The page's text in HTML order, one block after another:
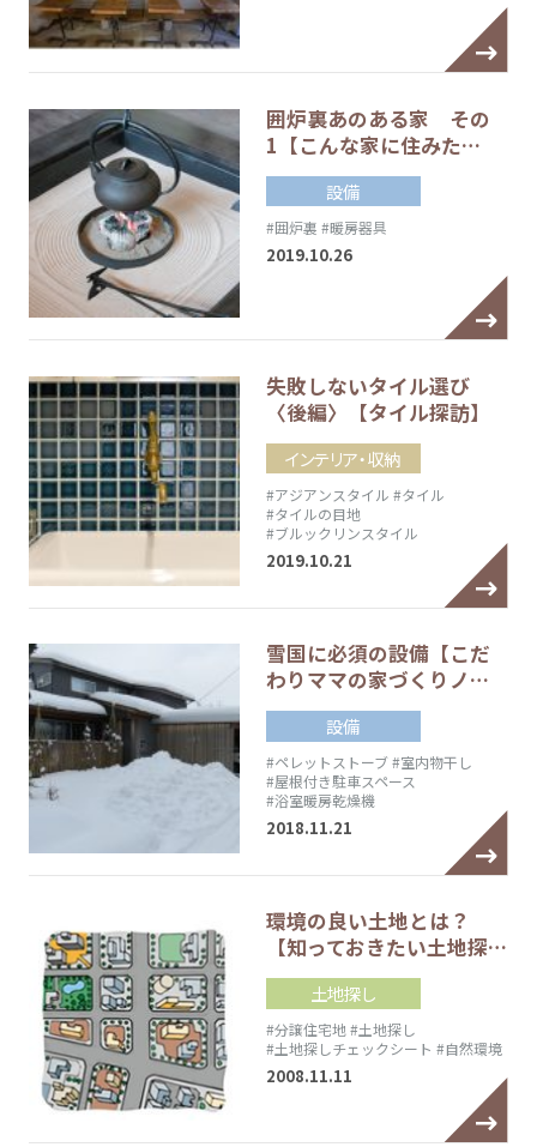
囲炉裏あのある家 その
1【こんな家に住みた…
設備
#囲炉裏 #暖房器具
2019.10.26
失敗しないタイル選び
〈後編〉【タイル探訪】
インテリア・収納
#アジアンスタイル #タイル
#タイルの目地
#ブルックリンスタイル
2019.10.21
雪国に必須の設備【こだ
わりママの家づくりノ…
設備
#ペレットストーブ#室内物干し
#屋根付き駐車スペース
#浴室暖房乾燥機
2018.11.21
環境の良い土地とは？
【知っておきたい土地探…
土地探し
#分譲住宅地#土地探し
#土地探しチェックシート #自然環境
2008.11.11